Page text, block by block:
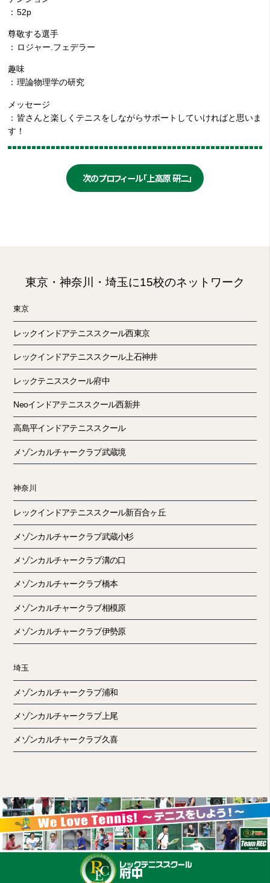
52p
尊敬する選手
ロジャー.フェデラー
趣味
理論物理学の研究
メッセージ
皆さんと楽しくテニスをしながらサポートしていければと思いま
す！
次のプロフィール「上高原 研二」
東京・神奈川・埼玉に15校のネットワーク
東京
レックインドアテニススクール西東京
レックインドアテニススクール上石神井
レックテニススクール府中
Neoインドアテニススクール西新井
高島平インドアテニススクール
メゾンカルチャークラブ武蔵境
神奈川
レックインドアテニススクール新百合ヶ丘
メゾンカルチャークラブ武蔵小杉
メゾンカルチャークラブ溝の口
メゾンカルチャークラブ橋本
メゾンカルチャークラブ相模原
メゾンカルチャークラブ伊勢原
埼玉
メゾンカルチャークラブ浦和
メゾンカルチャークラブ上尾
メゾンカルチャークラブ久喜